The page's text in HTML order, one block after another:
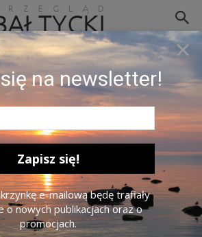
Okladka
×
na newsletter!
e-mailową będę trafiały
o nowych publikacjach oraz o
promocjach.